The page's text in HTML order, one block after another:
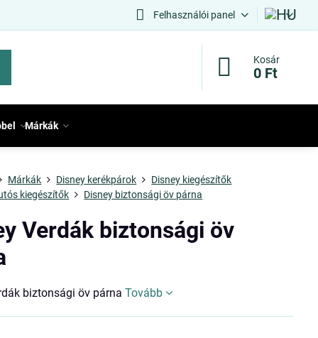
Felhasználói panel
Kosár
0 Ft
Márkák
Márkák Disney kerékpárok
Disney kiegészítők
kiegészítők
Disney biztonsági öv párna
Verdák biztonsági öv
biztonsági öv párnaTovább